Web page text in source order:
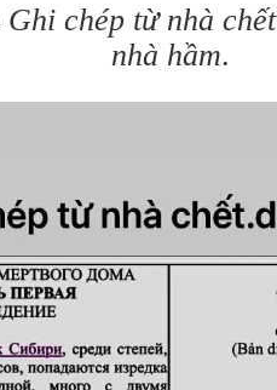
Ghi chép từ nhà chết
nhà hầm.